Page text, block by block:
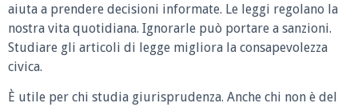
aiuta a prendere decisioni informate. Le leggi regolano la
nostra vita quotidiana. Ignorarle può portare a sanzioni.
Studiare gli articoli di legge migliora la consapevolezza
civica.
È utile per chi studia giurisprudenza. Anche chi non è del